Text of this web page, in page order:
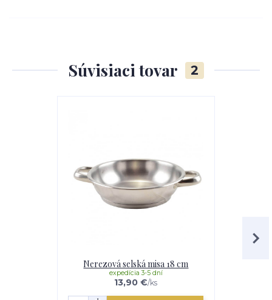
Súvisiaci tovar 2
Nerezová selská misa 18 cm
13,90 €/ks
expedícia 3-5 dní